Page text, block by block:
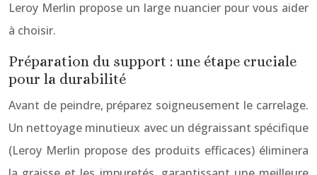
Leroy Merlin propose un large nuancier pour vous aider
à choisir.
Préparation du support : une étape cruciale
pour la durabilité
Avant de peindre, préparez soigneusement le carrelage.
Un nettoyage minutieux avec un dégraissant spécifique
(Leroy Merlin propose des produits efficaces) éliminera